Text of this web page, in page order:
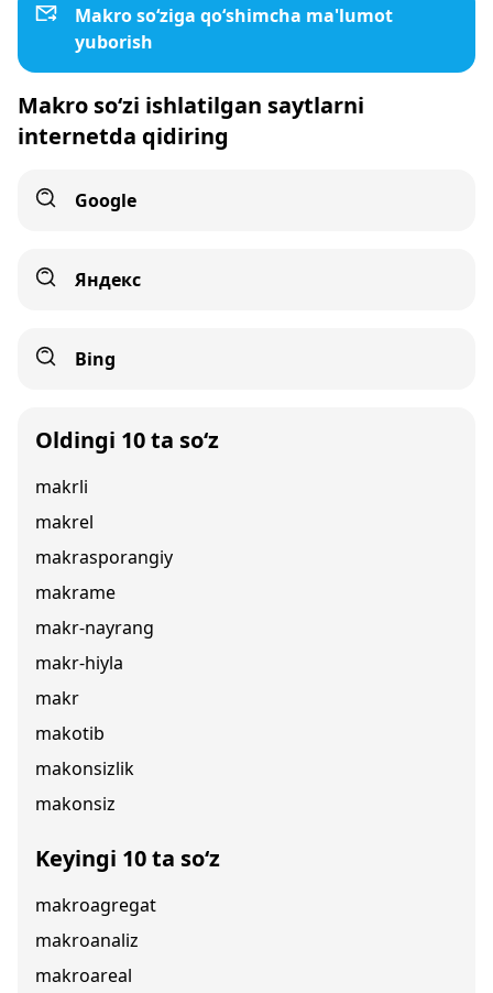
Makro so‘ziga qo‘shimcha ma'lumot
yuborish
Makro so‘zi ishlatilgan saytlarni
internetda qidiring
Google
Яндекс
Bing
Oldingi 10 ta so‘z
makrli
makrel
makrasporangiy
makrame
makr-nayrang
makr-hiyla
makr
makotib
makonsizlik
makonsiz
Keyingi 10 ta so‘z
makroagregat
makroanaliz
makroareal